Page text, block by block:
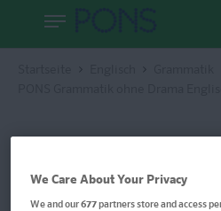
We Care About Your Privacy
We and our677partners store and access